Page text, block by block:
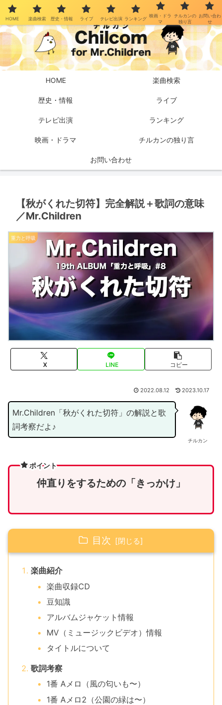
HOME 楽曲検索
歴史・情報 ライブ
テレビ出演 ランキング
映画・ドラマ チルカンの独り言
お問い合わせ
【秋がくれた切符】完全解説＋歌詞の意味
／Mr.Children
重力と呼吸
X LINE コピー
2022.08.12 2023.10.17
チルカン
Mr.Children「秋がくれた切符」の解説と歌
詞考察だよ♪
ポイント
仲直りをするための「きっかけ」
目次
楽曲紹介
楽曲収録CD
豆知識
アルバムジャケット情報
MV（ミュージックビデオ）情報
タイトルについて
歌詞考察
1番 Aメロ（風の匂いも〜）
1番 Aメロ2（公園の緑は〜）
HOME 楽曲検索 歴史・情報 ライブ テレビ出演 ランキング
映画・ドラ
マ
チルカンの
独り言
お問い合わ
せ